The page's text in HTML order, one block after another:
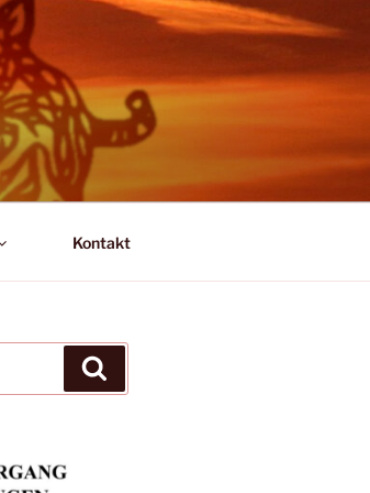
Kontakt